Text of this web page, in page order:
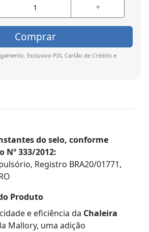
+
Comprar
Exclusivo PIX, Cartão de Crédito e
do selo, conforme
333/2012:
Registro BRA20/01771,
Produto
e eficiência da Chaleira
Mallory, uma adição